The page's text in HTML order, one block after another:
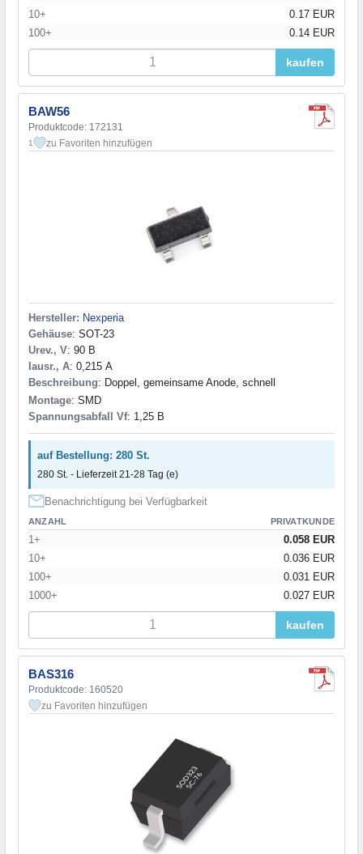
10+
0.17 EUR
100+
0.14 EUR
kaufen
BAW56
Produktcode: 172131
1 zu Favoriten hinzufügen
Hersteller: Nexperia
Gehäuse: SOT-23
Urev., V: 90 В
Iausr., A: 0,215 А
Beschreibung: Doppel, gemeinsame Anode, schnell
Montage: SMD
Spannungsabfall Vf: 1,25 В
auf Bestellung: 280 St.
280 St. - Lieferzeit 21-28 Tag (e)
Benachrichtigung bei Verfügbarkeit
ANZAHL PRIVATKUNDE
1+
0.058 EUR
10+
0.036 EUR
100+
0.031 EUR
1000+
0.027 EUR
kaufen
BAS316
Produktcode: 160520
zu Favoriten hinzufügen